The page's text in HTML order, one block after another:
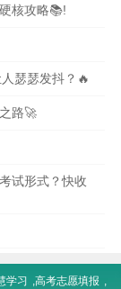
核攻略📚!
瑟瑟发抖？🔥
路🚀
试形式？快收
学习 ,高考志愿填报 ,